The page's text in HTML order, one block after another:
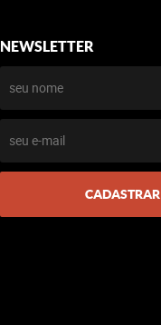
NEWSLETTER
CADASTRAR